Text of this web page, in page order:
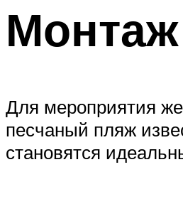
Для мероприятия
песчаный пляж
становятся